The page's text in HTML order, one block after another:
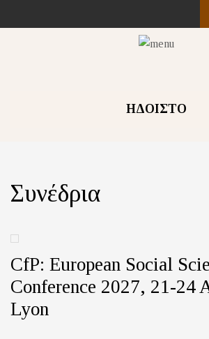
ΗΔΟΙΣΤΟ
Συνέδρια
CfP: European Social
Conference 2027, 21-24
Lyon